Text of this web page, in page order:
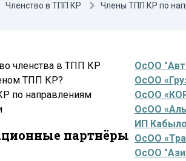
Членство в ТПП КР Члены ТПП КР по
членства в ТПП КР
ТПП КР?
по направлениям
партнёры
ОсОО
ОсОО
ОсОО
ОсОО
ИП
ОсОО
ОсОО